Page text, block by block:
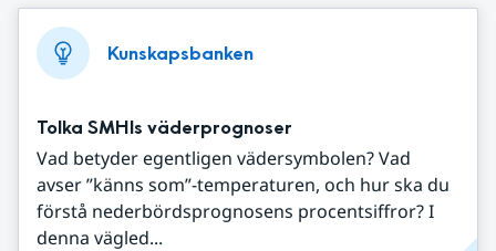
Kunskapsbanken
Tolka SMHIs väderprognoser
Vad betyder egentligen vädersymbolen? Vad
avser ”känns som”-temperaturen, och hur ska du
förstå nederbördsprognosens procentsiffror? I
denna vägled...